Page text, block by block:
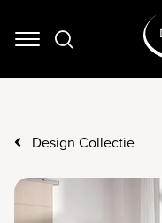
Navigation
Design Collectie